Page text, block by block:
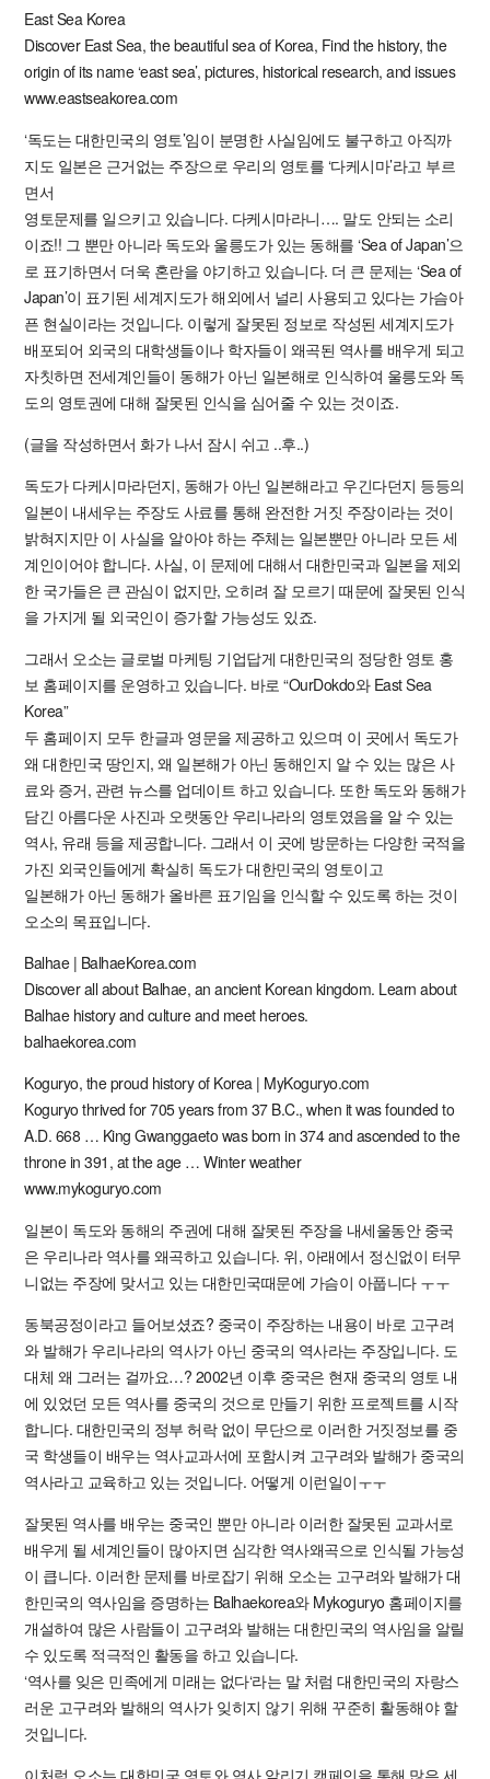
East Sea Korea
Discover East Sea, the beautiful sea of Korea, Find the history, the
origin of its name ‘east sea’, pictures, historical research, and issues
www.eastseakorea.com
‘독도는 대한민국의 영토’임이 분명한 사실임에도 불구하고 아직까
지도 일본은 근거없는 주장으로 우리의 영토를 ‘다케시마’라고 부르
면서
영토문제를 일으키고 있습니다. 다케시마라니…. 말도 안되는 소리
이죠!! 그 뿐만 아니라 독도와 울릉도가 있는 동해를 ‘Sea of Japan’으
로 표기하면서 더욱 혼란을 야기하고 있습니다. 더 큰 문제는 ‘Sea of
Japan’이 표기된 세계지도가 해외에서 널리 사용되고 있다는 가슴아
픈 현실이라는 것입니다. 이렇게 잘못된 정보로 작성된 세계지도가
배포되어 외국의 대학생들이나 학자들이 왜곡된 역사를 배우게 되고
자칫하면 전세계인들이 동해가 아닌 일본해로 인식하여 울릉도와 독
도의 영토권에 대해 잘못된 인식을 심어줄 수 있는 것이죠.
(글을 작성하면서 화가 나서 잠시 쉬고 ..후..)
독도가 다케시마라던지, 동해가 아닌 일본해라고 우긴다던지 등등의
일본이 내세우는 주장도 사료를 통해 완전한 거짓 주장이라는 것이
밝혀지지만 이 사실을 알아야 하는 주체는 일본뿐만 아니라 모든 세
계인이어야 합니다. 사실, 이 문제에 대해서 대한민국과 일본을 제외
한 국가들은 큰 관심이 없지만, 오히려 잘 모르기 때문에 잘못된 인식
을 가지게 될 외국인이 증가할 가능성도 있죠.
그래서 오소는 글로벌 마케팅 기업답게 대한민국의 정당한 영토 홍
보 홈페이지를 운영하고 있습니다. 바로 “OurDokdo와 East Sea
Korea”
두 홈페이지 모두 한글과 영문을 제공하고 있으며 이 곳에서 독도가
왜 대한민국 땅인지, 왜 일본해가 아닌 동해인지 알 수 있는 많은 사
료와 증거, 관련 뉴스를 업데이트 하고 있습니다. 또한 독도와 동해가
담긴 아름다운 사진과 오랫동안 우리나라의 영토였음을 알 수 있는
역사, 유래 등을 제공합니다. 그래서 이 곳에 방문하는 다양한 국적을
가진 외국인들에게 확실히 독도가 대한민국의 영토이고
일본해가 아닌 동해가 올바른 표기임을 인식할 수 있도록 하는 것이
오소의 목표입니다.
Balhae | BalhaeKorea.com
Discover all about Balhae, an ancient Korean kingdom. Learn about
Balhae history and culture and meet heroes.
balhaekorea.com
Koguryo, the proud history of Korea | MyKoguryo.com
Koguryo thrived for 705 years from 37 B.C., when it was founded to
A.D. 668 … King Gwanggaeto was born in 374 and ascended to the
throne in 391, at the age … Winter weather
www.mykoguryo.com
일본이 독도와 동해의 주권에 대해 잘못된 주장을 내세울동안 중국
은 우리나라 역사를 왜곡하고 있습니다. 위, 아래에서 정신없이 터무
니없는 주장에 맞서고 있는 대한민국때문에 가슴이 아풉니다 ㅜㅜ
동북공정이라고 들어보셨죠? 중국이 주장하는 내용이 바로 고구려
와 발해가 우리나라의 역사가 아닌 중국의 역사라는 주장입니다. 도
대체 왜 그러는 걸까요…? 2002년 이후 중국은 현재 중국의 영토 내
에 있었던 모든 역사를 중국의 것으로 만들기 위한 프로젝트를 시작
합니다. 대한민국의 정부 허락 없이 무단으로 이러한 거짓정보를 중
국 학생들이 배우는 역사교과서에 포함시켜 고구려와 발해가 중국의
역사라고 교육하고 있는 것입니다. 어떻게 이런일이ㅜㅜ
잘못된 역사를 배우는 중국인 뿐만 아니라 이러한 잘못된 교과서로
배우게 될 세계인들이 많아지면 심각한 역사왜곡으로 인식될 가능성
이 큽니다. 이러한 문제를 바로잡기 위해 오소는 고구려와 발해가 대
한민국의 역사임을 증명하는 Balhaekorea와 Mykoguryo 홈페이지를
개설하여 많은 사람들이 고구려와 발해는 대한민국의 역사임을 알릴
수 있도록 적극적인 활동을 하고 있습니다.
‘역사를 잊은 민족에게 미래는 없다‘라는 말 처럼 대한민국의 자랑스
러운 고구려와 발해의 역사가 잊히지 않기 위해 꾸준히 활동해야 할
것입니다.
이처럼 오소는 대한민국 영토와 역사 알리기 캠페인을 통해 많은 세